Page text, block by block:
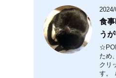
食
う
ため
クリ
す。